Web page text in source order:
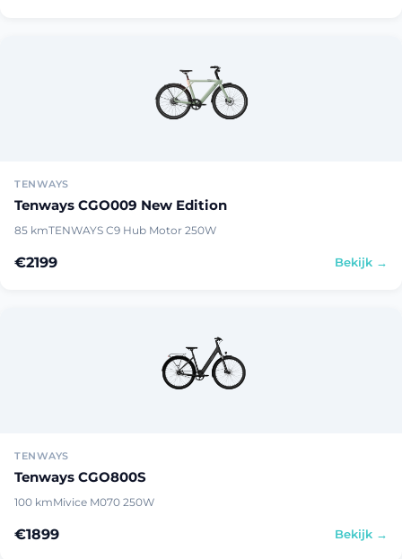
TENWAYS
Tenways CGO009 New Edition
85 kmTENWAYS C9 Hub Motor 250W
€2199 Bekijk →
TENWAYS
Tenways CGO800S
100 kmMivice M070 250W
€1899 Bekijk →